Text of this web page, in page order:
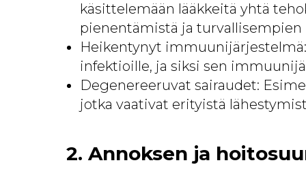
käsittelemään lääkkeitä yhtä
pienentämistä ja turvallisempien
Heikentynyt
infektioille, ja siksi sen
Degenereeruvat sairaudet:
jotka vaativat erityistä
2. Annoksen ja